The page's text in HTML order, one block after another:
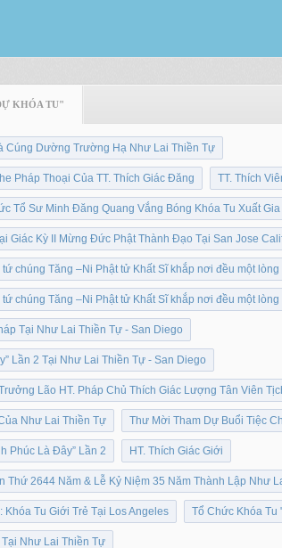
KHÓA TU"
Cúng Dường Trường Hạ Như Lai Thiền Tự
Pháp Thoại Của TT. Thích Giác Đăng TT. Thích
Tổ Sư Minh Đăng Quang Vắng Bóng Khóa Tu Xuất Gia
Giác Kỳ II Mừng Đức Phật Thành Đạo Tại San Jose
chúng Tăng –Ni Phật tử Khất Sĩ khắp nơi đều một
chúng Tăng –Ni Phật tử Khất Sĩ khắp nơi đều một
Tại Như Lai Thiền Tự - San Diego
Lần 2 Tại Như Lai Thiền Tự - San Diego
Lão HT. Pháp Chủ Thích Giác Lượng Tân Viên
Như Lai Thiền Tự Thư Mời Tham Dự Buổi Tiệc
Phúc Là Đây” Lần 2 HT. Thích Giác Giới
2644 Năm & Lễ Kỷ Niệm 35 Năm Thành Lập Như
Khóa Tu Giới Trẻ Tại Los Angeles Tổ Chức Khóa Tu
Như Lai Thiền Tự